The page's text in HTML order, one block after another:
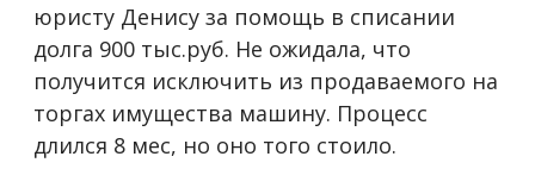
юристу Денису за помощь в списании
долга 900 тыс.руб. Не ожидала, что
получится исключить из продаваемого на
торгах имущества машину. Процесс
длился 8 мес, но оно того стоило.